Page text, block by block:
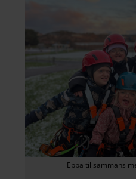
Ebba tillsammans